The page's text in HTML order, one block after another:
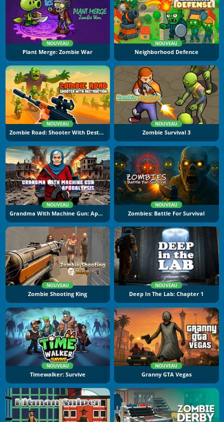
NOUVEAU
Plant Merge: Zombie War
NOUVEAU
Neighborhood Defence
NOUVEAU
Zombie Road: Shooter With Destruction
NOUVEAU
Zombie Survival 3
NOUVEAU
Grandma With Machine Gun: Apocalypsis
NOUVEAU
Zombies: Battle For Survival
NOUVEAU
Zombie Shooting King
NOUVEAU
Deep In The Lab: Chapter 1
NOUVEAU
Timewalker: Survive
NOUVEAU
Granny GTA Vegas